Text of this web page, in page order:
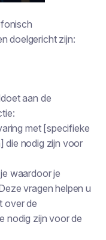
doelgericht zijn:
aan de
met [specifieke
die nodig zijn voor
waardoor je
vragen helpen u
over de
nodig zijn voor de